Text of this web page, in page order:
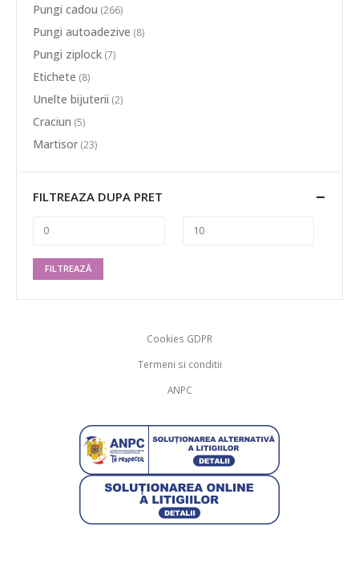
Pungi cadou (266)
Pungi autoadezive (8)
Pungi ziplock (7)
Etichete (8)
Unelte bijuterii (2)
Craciun (5)
Martisor (23)
FILTREAZA DUPA PRET
FILTREAZĂ
Cookies GDPR
Termeni si conditii
ANPC